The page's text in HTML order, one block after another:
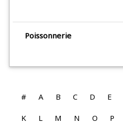
Poissonnerie
# A B C D E
K L M N O P